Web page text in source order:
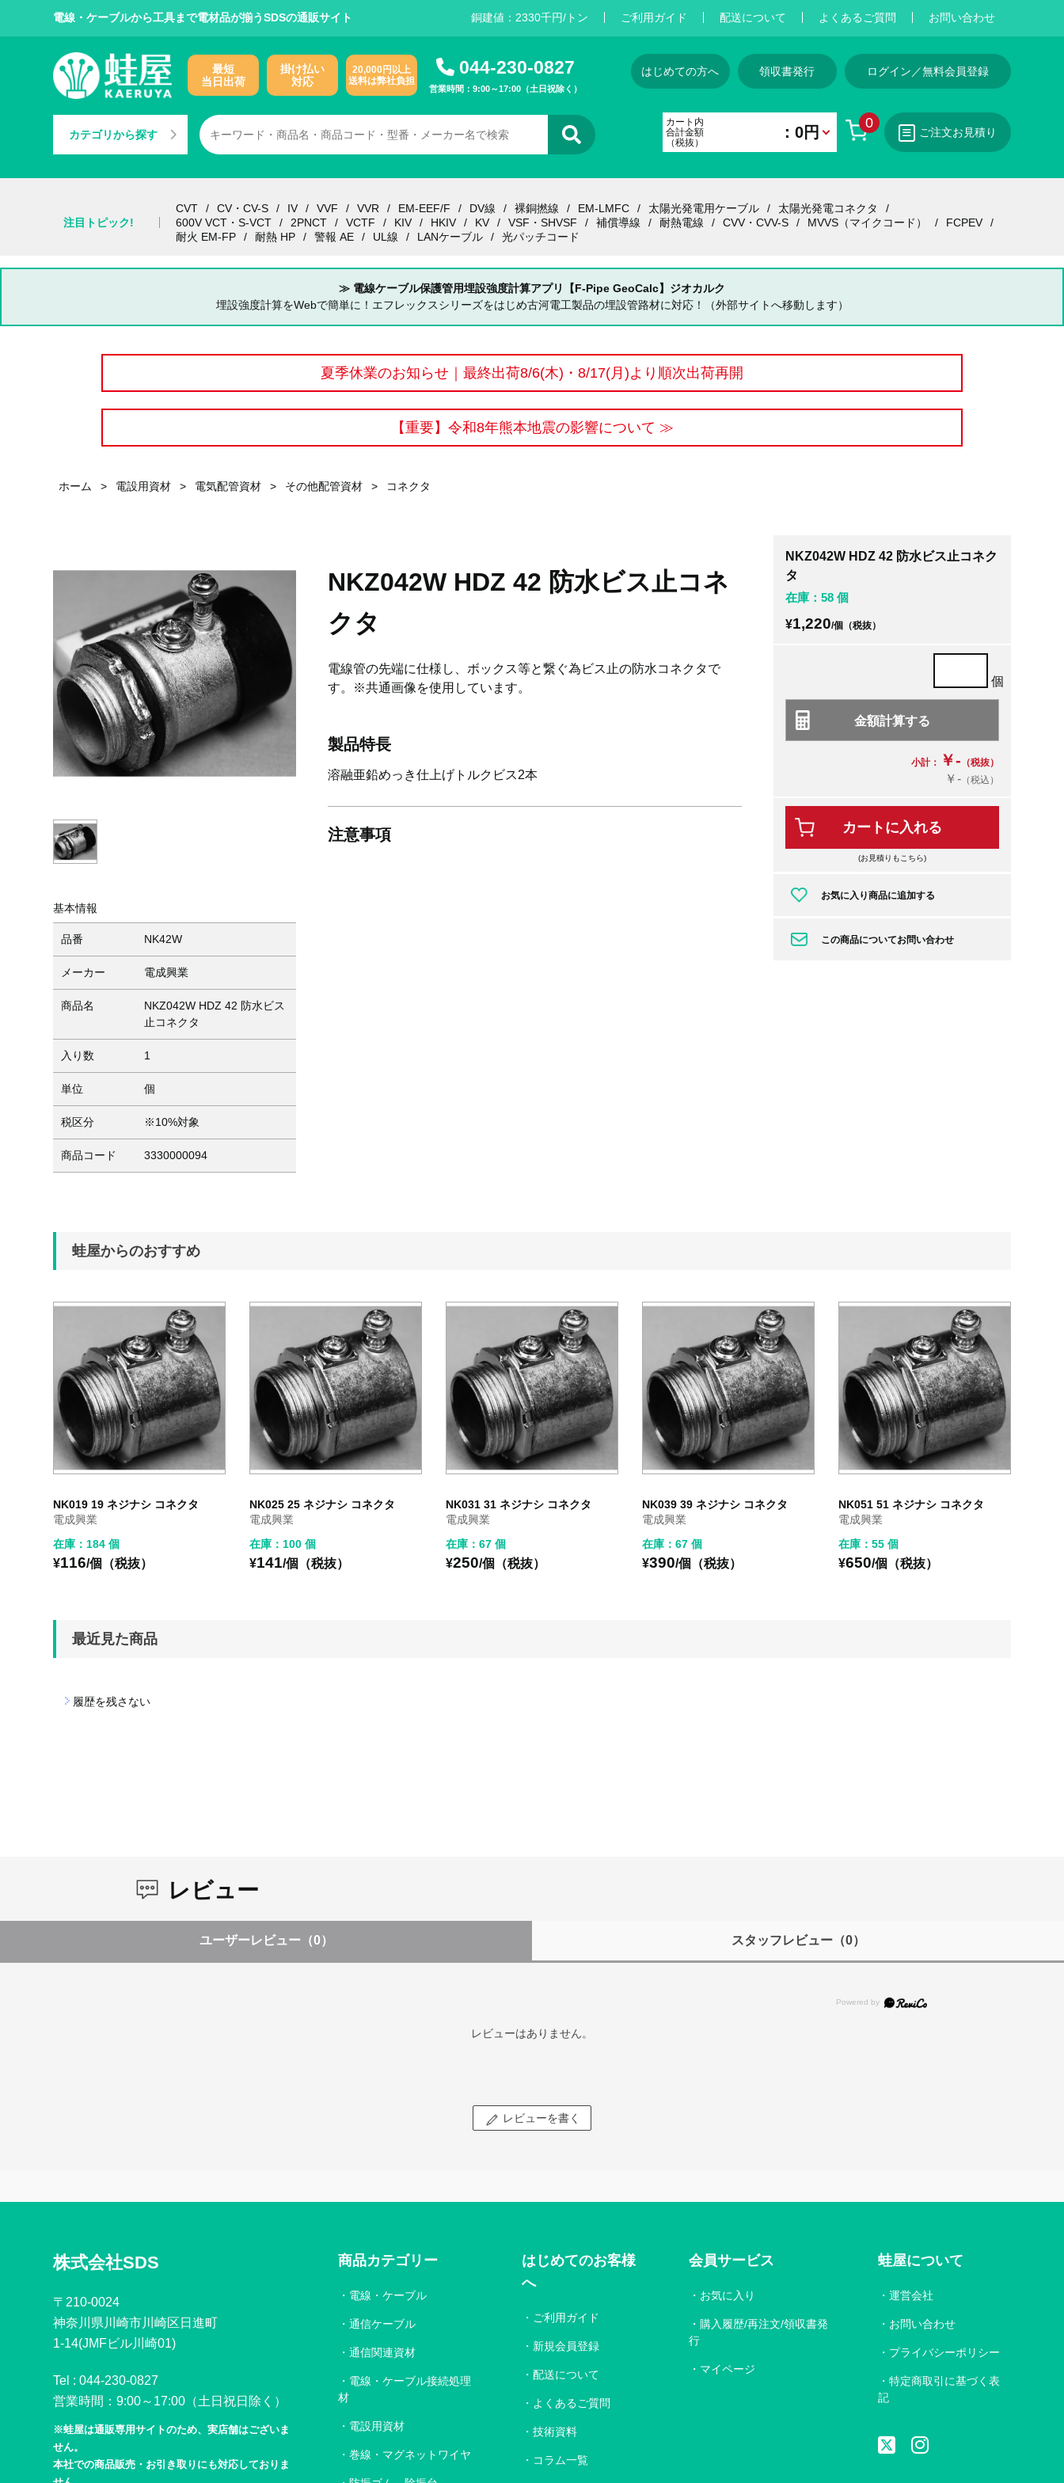
電線・ケーブルから工具まで電材品が揃うSDSの通販サイト 銅建値： 2330千円/トン ご利用ガイド 配送について よくあるご質問 お問い合わせ
最短
当日出荷
掛け払い
対応
20,000円以上
送料は弊社負担
044-230-0827
営業時間：9:00～17:00（土日祝除く）
カテゴリから探す
はじめての方へ 領収書発行 ログイン／無料会員登録
0
カート内
合計金額
（税抜）
：0円 ご注文お見積り
注目トピック!
CVT CV・CV-S IV VVF VVR EM-EEF/F DV線 裸銅撚線 EM-LMFC 太陽光発電用ケーブル
太陽光発電コネクタ
600V VCT・S-VCT
2PNCT VCTF KIV HKIV KV VSF・SHVSF 補償導線 耐熱電線 CVV・CVV-S MVVS（マイクコード）
FCPEV
耐火 EM-FP
耐熱 HP 警報 AE UL線 LANケーブル 光パッチコード
≫ 電線ケーブル保護管用埋設強度計算アプリ【F-Pipe GeoCalc】ジオカルク
埋設強度計算をWebで簡単に！エフレックスシリーズをはじめ古河電工製品の埋設管路材に対応！（外部サイトへ移動します）
夏季休業のお知らせ｜最終出荷8/6(木)・8/17(月)より順次出荷再開
【重要】令和8年熊本地震の影響について ≫
ホーム > 電設用資材 > 電気配管資材 > その他配管資材 > コネクタ
基本情報
品番 NK42W
メーカー 電成興業
商品名
NKZ042W HDZ 42 防水ビス
止コネクタ
入り数 1
単位 個
税区分 ※10%対象
商品コード 3330000094
NKZ042W HDZ 42 防水ビス止コネ
クタ
電線管の先端に仕様し、ボックス等と繋ぐ為ビス止の防水コネクタで
す。※共通画像を使用しています。
製品特長
溶融亜鉛めっき仕上げトルクビス2本
注意事項
NKZ042W HDZ 42 防水ビス止コネク
タ
在庫：58 個
¥1,220/個（税抜）
個
小計： ￥- （税抜）
￥-（税込）
カートに入れる
(お見積りもこちら)
お気に入り商品に追加する
この商品についてお問い合わせ
蛙屋からのおすすめ
NK019 19 ネジナシ コネクタ
電成興業
在庫：184 個
¥116/個（税抜）
NK025 25 ネジナシ コネクタ
電成興業
在庫：100 個
¥141/個（税抜）
NK031 31 ネジナシ コネクタ
電成興業
在庫：67 個
¥250/個（税抜）
NK039 39 ネジナシ コネクタ
電成興業
在庫：67 個
¥390/個（税抜）
NK051 51 ネジナシ コネクタ
電成興業
在庫：55 個
¥650/個（税抜）
最近見た商品
履歴を残さない
レビュー
ユーザーレビュー （0） スタッフレビュー（0）
レビューはありません。
レビューを書く
株式会社SDS
〒210-0024
神奈川県川崎市川崎区日進町
1-14(JMFビル川崎01)
Tel :044-230-0827
営業時間：9:00～17:00（土日祝日除く）
※蛙屋は通販専用サイトのため、実店舗はございま
せん。
本社での商品販売・お引き取りにも対応しておりま
商品カテゴリー
電線・ケーブル
通信ケーブル
通信関連資材
電線・ケーブル接続処理
材
電設用資材
巻線・マグネットワイヤ
はじめてのお客様
へ
ご利用ガイド
新規会員登録
配送について
よくあるご質問
技術資料
コラム一覧
会員サービス
お気に入り
購入履歴/再注文/領収書発
行
マイページ
蛙屋について
運営会社
お問い合わせ
プライバシーポリシー
特定商取引に基づく表
記